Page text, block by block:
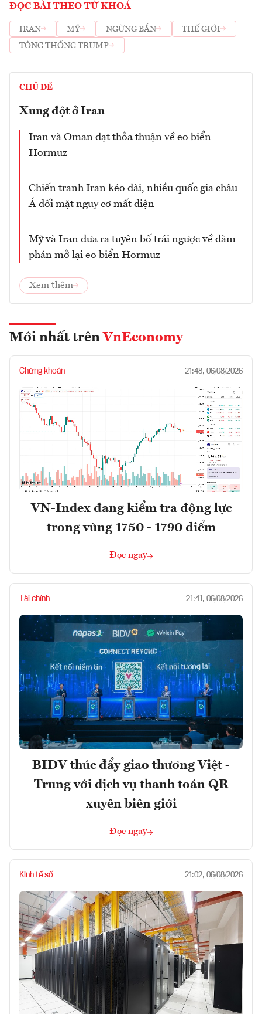
ĐỌC BÀI THEO TỪ KHOÁ
IRAN MỸ NGỪNG BẮN
THẾ GIỚI
TỔNG THỐNG TRUMP
CHỦ ĐỀ
Xung đột ở Iran
Iran và Oman đạt thỏa thuận về eo biển
Hormuz
Chiến tranh Iran kéo dài, nhiều quốc gia châu
Á đối mặt nguy cơ mất điện
Mỹ và Iran đưa ra tuyên bố trái ngược về đàm
phán mở lại eo biển Hormuz
Xem thêm
Mới nhất trên VnEconomy
Chứng khoán 21:48, 06/08/2026
VN-Index đang kiểm tra động lực
trong vùng 1750 - 1790 điểm
Đọc ngay
Tài chính 21:41, 06/08/2026
BIDV thúc đẩy giao thương Việt -
Trung với dịch vụ thanh toán QR
xuyên biên giới
Đọc ngay
Kinh tế số 21:02, 06/08/2026